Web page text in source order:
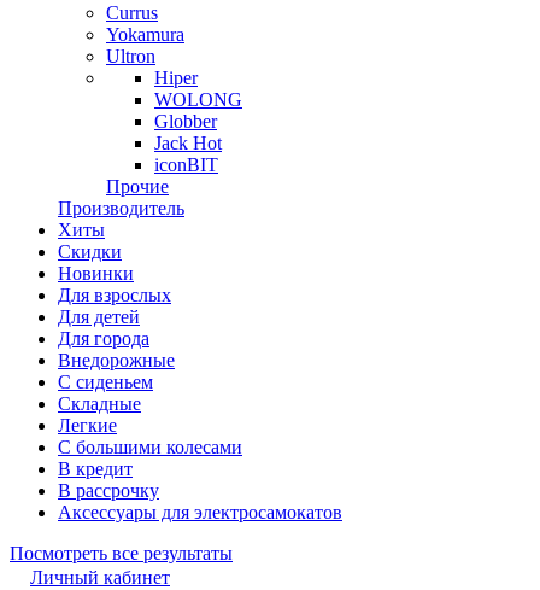
Currus
Yokamura
Ultron
Hiper
WOLONG
Globber
Jack Hot
iconBIT
Прочие
Производитель
Хиты
Скидки
Новинки
Для взрослых
Для детей
Для города
Внедорожные
С сиденьем
Складные
Легкие
С большими колесами
В кредит
В рассрочку
Аксессуары для электросамокатов
Посмотреть все результаты
Личный кабинет